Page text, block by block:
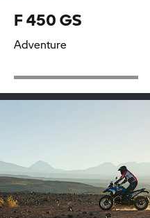
F 450 GS
Adventure